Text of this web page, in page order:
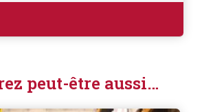
peut-être aussi…